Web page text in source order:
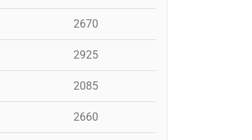
2670
2925
2085
2660